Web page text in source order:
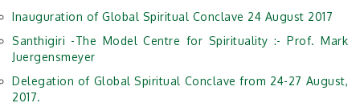
Inauguration of Global Spiritual Conclave 24 August 2017
Santhigiri -The Model Centre for Spirituality :- Prof. Mark
Juergensmeyer
Delegation of Global Spiritual Conclave from 24-27 August,
2017.